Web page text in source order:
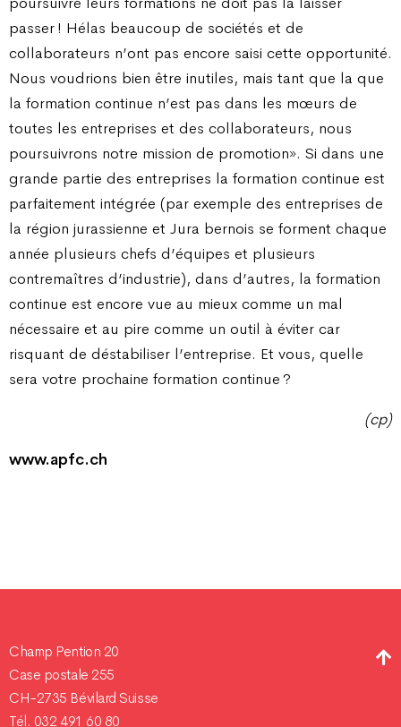
passer ! Hélas beaucoup de sociétés et de
collaborateurs n’ont pas encore saisi cette opportunité.
Nous voudrions bien être inutiles, mais tant que la que
la formation continue n’est pas dans les mœurs de
toutes les entreprises et des collaborateurs, nous
poursuivrons notre mission de promotion». Si dans une
grande partie des entreprises la formation continue est
parfaitement intégrée (par exemple des entreprises de
la région jurassienne et Jura bernois se forment chaque
année plusieurs chefs d’équipes et plusieurs
contremaîtres d’industrie), dans d’autres, la formation
continue est encore vue au mieux comme un mal
nécessaire et au pire comme un outil à éviter car
risquant de déstabiliser l’entreprise. Et vous, quelle
sera votre prochaine formation continue ?
(cp)
www.apfc.ch
Champ Pention 20
Case postale 255
CH-2735 Bévilard Suisse
Tél. 032 491 60 80